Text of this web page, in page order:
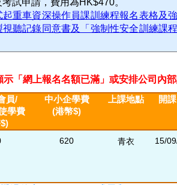
重車資深操作員課訓練程報名表格及
聽記錄同意書及「強制性安全訓練課程
示「網上報名名額已滿」或安排公司
員/
學費
中小企學費
(港幣$)
上課地點 開
620 青衣 15/